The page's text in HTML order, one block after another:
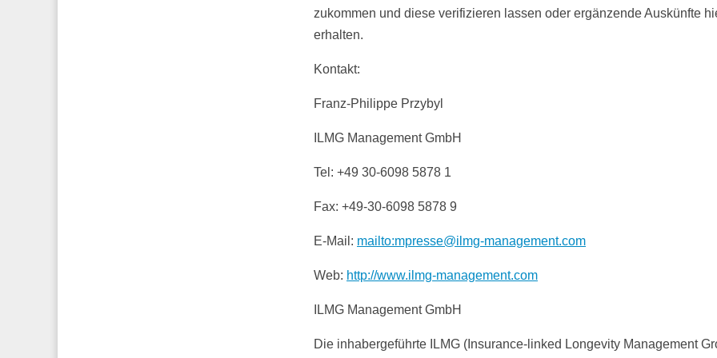
zukommen und diese verifizieren lassen oder ergänzende Auskünfte
erhalten.
Kontakt:
Franz-Philippe Przybyl
ILMG Management GmbH
Tel: +49 30-6098 5878 1
Fax: +49-30-6098 5878 9
E-Mail: mailto:mpresse@ilmg-management.com
Web: http://www.ilmg-management.com
ILMG Management GmbH
Die inhabergeführte ILMG (Insurance-linked Longevity Management